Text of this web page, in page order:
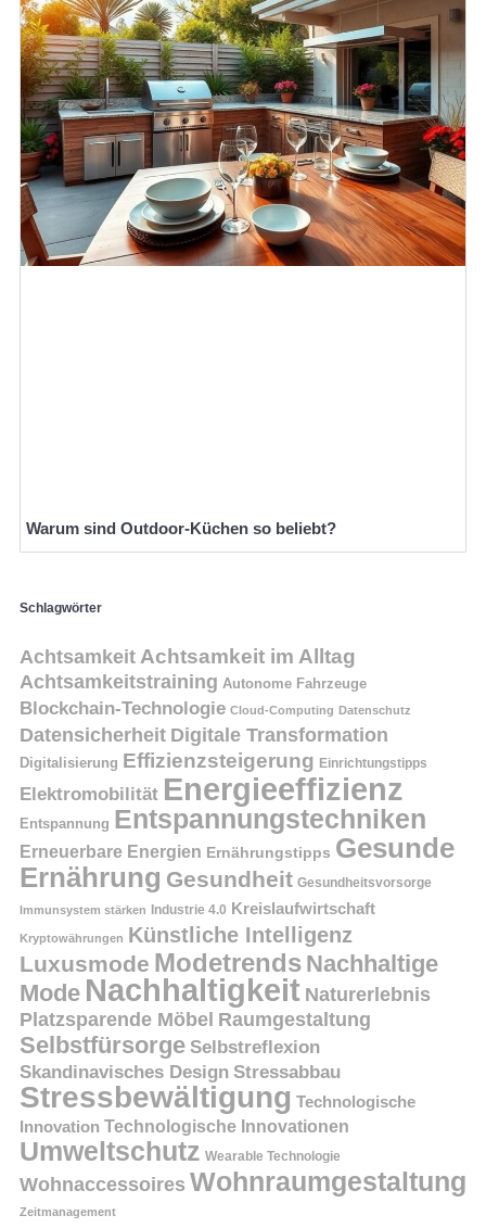
Warum sind Outdoor-Küchen so beliebt?
Schlagwörter
AchtsamkeitAchtsamkeit im Alltag
Achtsamkeitstraining Autonome Fahrzeuge
Blockchain-Technologie Cloud-Computing Datenschutz
Datensicherheit Digitale Transformation
Digitalisierung Effizienzsteigerung Einrichtungstipps
Elektromobilität Energieeffizienz
Entspannung Entspannungstechniken
Erneuerbare Energien Ernährungstipps Gesunde
Ernährung Gesundheit Gesundheitsvorsorge
Immunsystem stärken Industrie 4.0 Kreislaufwirtschaft
Kryptowährungen Künstliche Intelligenz
Luxusmode Modetrends Nachhaltige
Mode Nachhaltigkeit Naturerlebnis
Platzsparende Möbel Raumgestaltung
Selbstfürsorge Selbstreflexion
Skandinavisches Design Stressabbau
Stressbewältigung Technologische
Innovation Technologische Innovationen
Umweltschutz Wearable Technologie
Wohnaccessoires Wohnraumgestaltung
Zeitmanagement